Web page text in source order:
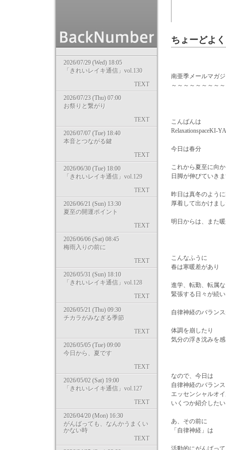
2026/07/29 (Wed) 18:05
「きれいレイキ通信」vol.130
TEXT
2026/07/23 (Thu) 07:00
お祭りと繋がり
TEXT
2026/07/07 (Tue) 18:40
本音とつながる鍵
TEXT
2026/06/30 (Tue) 18:00
「きれいレイキ通信」vol.129
TEXT
2026/06/21 (Sun) 13:30
夏至の開運ポイント
TEXT
2026/06/06 (Sat) 08:45
梅雨入りの前に
TEXT
2026/05/31 (Sun) 18:10
「きれいレイキ通信」vol.128
TEXT
2026/05/21 (Thu) 09:30
チカラがみなぎる季節
TEXT
2026/05/05 (Tue) 09:00
今日から、夏です
TEXT
2026/05/02 (Sat) 19:00
「きれいレイキ通信」vol.127
TEXT
2026/04/20 (Mon) 16:30
がんばっても、なんかうまくい
かない時
TEXT
ちょーどよ
南亜季メールマガ
～～～～～～～～
こんばんは
RelaxationspaceKI-
今日は春分
これから夏至に向
日脚が伸びていき
昨日は真冬のよう
厚着して出かけま
明日からは、また
こんなふうに
春は寒暖差があり
進学、転勤、転属
緊張する日々が続
自律神経のバラン
体調を崩したり
気分の浮き沈みを
なので、今日は
自律神経のバラン
エッセンシャルオ
いくつか紹介した
あ、その前に
「自律神経」は
活動的にがんばっ